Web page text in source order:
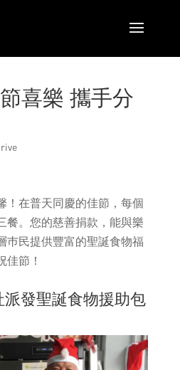
喜樂 攜手分
！在普天同慶的佳節，每個
餐。您的慈善捐款，能與樂
巿民提供豐富的聖誕食物福
佳節！
發聖誕食物援助包